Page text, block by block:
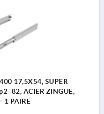
17,5X54, SUPER
ACIER ZINGUE,
1 PAIRE